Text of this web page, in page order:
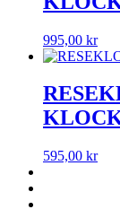
995,00 kr
595,00 kr